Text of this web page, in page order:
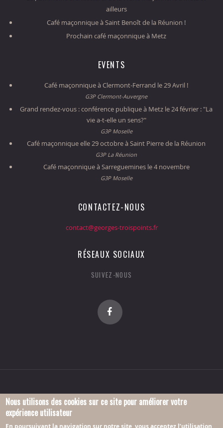
ailleurs
Café maçonnique à Saint Benoît de la Réunion !
Prochain café maçonnique à Metz
EVENTS
Café maçonnique à Clermont-Ferrand le 29 Avril !
G3P Clermont-Auvergne
Grand rendez-vous : conférence publique à Metz le 24 février : "La
vie a-t-elle un sens?"
G3P Moselle
Café maçonnique elle 29 octobre à Saint Pierre de la Réunion
G3P La Réunion
Café maçonnique à Sarreguemines le 4 novembre
G3P Moselle
CONTACTEZ-NOUS
contact@georges-troispoints.fr
RÉSEAUX SOCIAUX
SUIVEZ-NOUS
Nous utilisons des cookies sur ce site pour améliorer votre
expérience utilisateur
En poursuivant la navigation sur notre site, vous acceptez l’utilisation